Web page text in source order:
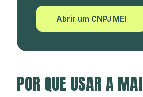
Abrir um CNPJ MEI
POR QUE USAR A